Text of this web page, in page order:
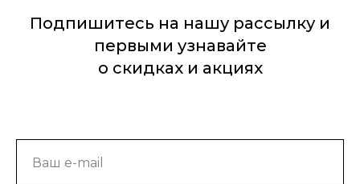
Подпишитесь на нашу рассылку и
первыми узнавайте
о скидках и акциях
Ваш e-mail